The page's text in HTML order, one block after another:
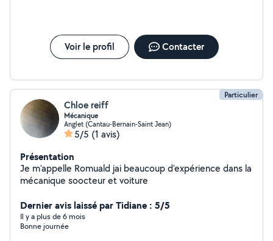
Voir le profil Contacter
Particulier
Chloe reiff
Mécanique
Anglet (Cantau-Bernain-Saint Jean)
5/5 (1 avis)
Présentation
Je m'appelle Romuald jai beaucoup d'expérience dans la
mécanique soocteur et voiture
Dernier avis laissé par Tidiane : 5/5
Il y a plus de 6 mois
Bonne journée